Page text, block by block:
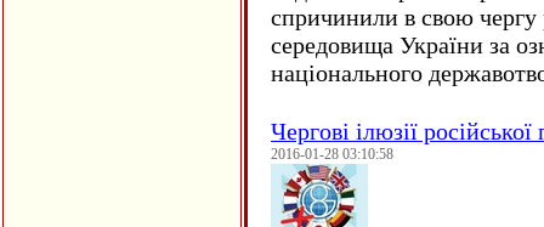
спричинили в свою чергу
середовища України за
національного
Чергові ілюзії
2016-01-28 03:10:58